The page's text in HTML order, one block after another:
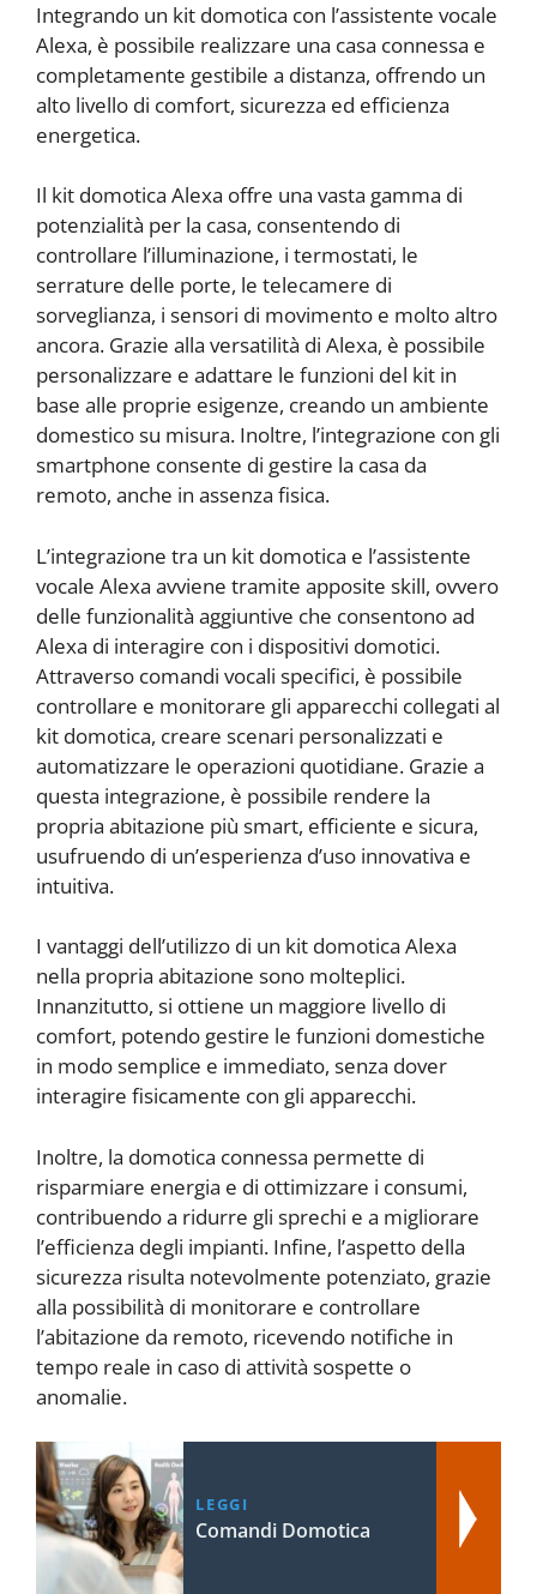
Integrando un kit domotica con l’assistente vocale
Alexa, è possibile realizzare una casa connessa e
completamente gestibile a distanza, offrendo un
alto livello di comfort, sicurezza ed efficienza
energetica.
Il kit domotica Alexa offre una vasta gamma di
potenzialità per la casa, consentendo di
controllare l’illuminazione, i termostati, le
serrature delle porte, le telecamere di
sorveglianza, i sensori di movimento e molto altro
ancora. Grazie alla versatilità di Alexa, è possibile
personalizzare e adattare le funzioni del kit in
base alle proprie esigenze, creando un ambiente
domestico su misura. Inoltre, l’integrazione con gli
smartphone consente di gestire la casa da
remoto, anche in assenza fisica.
L’integrazione tra un kit domotica e l’assistente
vocale Alexa avviene tramite apposite skill, ovvero
delle funzionalità aggiuntive che consentono ad
Alexa di interagire con i dispositivi domotici.
Attraverso comandi vocali specifici, è possibile
controllare e monitorare gli apparecchi collegati al
kit domotica, creare scenari personalizzati e
automatizzare le operazioni quotidiane. Grazie a
questa integrazione, è possibile rendere la
propria abitazione più smart, efficiente e sicura,
usufruendo di un’esperienza d’uso innovativa e
intuitiva.
I vantaggi dell’utilizzo di un kit domotica Alexa
nella propria abitazione sono molteplici.
Innanzitutto, si ottiene un maggiore livello di
comfort, potendo gestire le funzioni domestiche
in modo semplice e immediato, senza dover
interagire fisicamente con gli apparecchi.
Inoltre, la domotica connessa permette di
risparmiare energia e di ottimizzare i consumi,
contribuendo a ridurre gli sprechi e a migliorare
l’efficienza degli impianti. Infine, l’aspetto della
sicurezza risulta notevolmente potenziato, grazie
alla possibilità di monitorare e controllare
l’abitazione da remoto, ricevendo notifiche in
tempo reale in caso di attività sospette o
anomalie.
LEGGI
Comandi Domotica